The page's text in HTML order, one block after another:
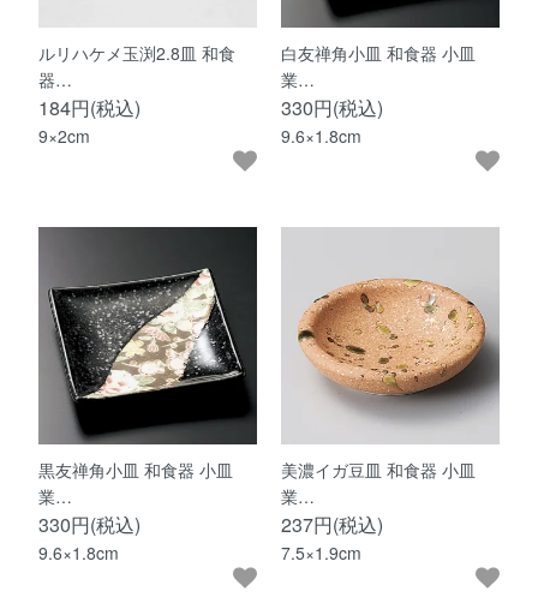
ルリハケメ玉渕2.8皿 和食
器…
184円(税込)
9×2cm
白友禅角小皿 和食器 小皿
業…
330円(税込)
9.6×1.8cm
黒友禅角小皿 和食器 小皿
業…
330円(税込)
9.6×1.8cm
美濃イガ豆皿 和食器 小皿
業…
237円(税込)
7.5×1.9cm